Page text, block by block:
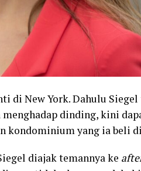
di New York. Dahulu
menghadap dinding, kini
kondominium yang ia beli
diajak temannya ke